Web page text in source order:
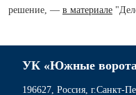
решение, — в материале
УК «Южные
196627, Россия, г.Санкт-